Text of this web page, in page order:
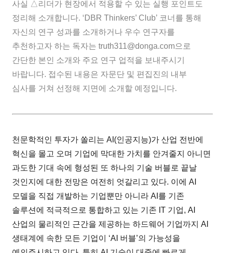
사실 △리더가 현장에서 적용할 수 있는 실행 포인트도
정리해 소개합니다. ‘DBR Thinkers’ Club’ 코너를 통해
자신의 연구 성과를 소개하거나 우수 연구자를
추천하고자 하는 독자는 truth311@donga.com으로
간단한 본인 소개와 주요 연구 업적을 보내주시기
바랍니다. 접수된 내용은 자문단 및 편집진의 내부
심사를 거쳐 선정해 지면에 소개할 예정입니다.
천문학적인 투자가 쏠리는 AI(인공지능)가 산업 전반에
혁신을 몰고 오며 기업에 막대한 가치를 안겨줄지 아니면
과도한 기대 속에 형성된 또 하나의 기술 버블로 끝날
것인지에 대한 전망은 여전히 엇갈리고 있다. 이에 AI
모델을 직접 개발하는 기업뿐만 아니라 AI를 기존
솔루션에 적극적으로 통합하고 있는 기존 IT 기업, AI
산업의 물리적인 근간을 제공하는 하드웨어 기업까지 AI
생태계에 속한 모든 기업이 ‘AI 버블’의 가능성을